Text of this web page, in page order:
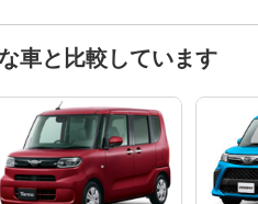
車と比較しています